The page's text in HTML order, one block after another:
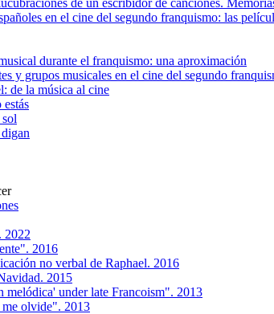
de un escribidor de canciones.
en el cine del segundo franquismo: las
durante el franquismo: una aproximación
y grupos musicales en el cine del segundo
de la música al cine
2022
2016
no verbal de Raphael. 2016
2015
melódica' under late Francoism". 2013
me olvide". 2013